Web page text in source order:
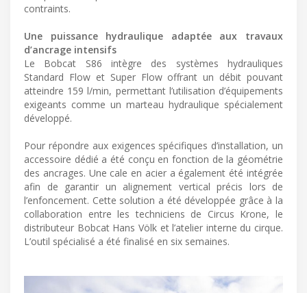
contraints.
Une puissance hydraulique adaptée aux travaux
d’ancrage intensifs
Le Bobcat S86 intègre des systèmes hydrauliques
Standard Flow et Super Flow offrant un débit pouvant
atteindre 159 l/min, permettant l’utilisation d’équipements
exigeants comme un marteau hydraulique spécialement
développé.
Pour répondre aux exigences spécifiques d’installation, un
accessoire dédié a été conçu en fonction de la géométrie
des ancrages. Une cale en acier a également été intégrée
afin de garantir un alignement vertical précis lors de
l’enfoncement. Cette solution a été développée grâce à la
collaboration entre les techniciens de Circus Krone, le
distributeur Bobcat Hans Völk et l’atelier interne du cirque.
L’outil spécialisé a été finalisé en six semaines.